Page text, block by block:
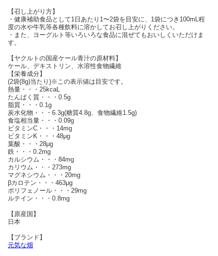
【召し上がり方】
・健康補助食品として1日あたり1〜2袋を目安に、1袋につき100mL程
度の水や牛乳等各種飲料に溶かしてお召し上がりください。
・また、ヨーグルト等いろいろな食品に混ぜてもおいしくいただけま
す。
【ヤクルトの国産ケール青汁の原材料】
ケール、デキストリン、水溶性食物繊維
【栄養成分】
(2袋(8g)当たり)※この表示値は目安です。
熱量・・・25kcaL
たんぱく質・・・0.5g
脂質・・・0.1g
炭水化物・・・6.3g(糖質4.8g、食物繊維1.5g)
食塩相当量・・・0.09g
ビタミンC・・・14mg
ビタミンK・・・48μg
葉酸・・・28μg
鉄・・・0.2mg
カルシウム・・・84mg
カリウム・・・273mg
マグネシウム・・・20mg
βカロテン・・・463μg
ポリフェノール・・・29mg
ルテイン・・・0.8mg
【原産国】
日本
【ブランド】
元気な畑